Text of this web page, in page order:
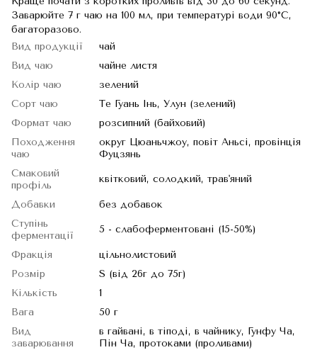
Заварюйте 7 г чаю на 100 мл, при температурі води 90°С,
багаторазово.
Вид продукції
чай
Вид чаю
чайне листя
Колір чаю
зелений
Сорт чаю
Те Гуань Інь, Улун (зелений)
Формат чаю
розсипний (байховий)
Походження
чаю
округ Цюаньчжоу, повіт Аньсі, провінція
Фуцзянь
Смаковий
профіль
квітковий, солодкий, трав'яний
Добавки
без добавок
Ступінь
ферментації
5 - слабоферментовані (15-50%)
Фракція
цільнолистовий
Розмір
S (від 26г до 75г)
Кількість
1
Вага
50 г
Вид
заварювання
в гайвані, в тіподі, в чайнику, Гунфу Ча,
Пін Ча, протоками (проливами)